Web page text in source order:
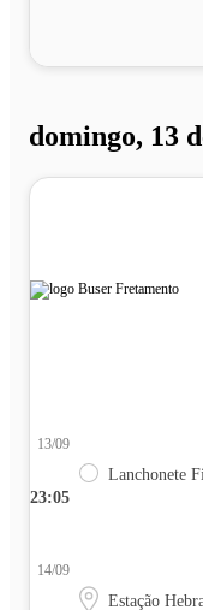
domingo, 13
23:05
13/09
Lanchonete
14/09
Estação